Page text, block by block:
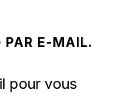
PAR E-MAIL.
pour vous